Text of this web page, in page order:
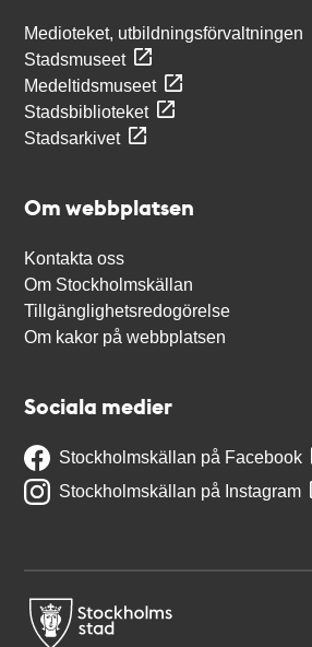
Medioteket, utbildningsförvaltningen
Stadsmuseet
Medeltidsmuseet
Stadsbiblioteket
Stadsarkivet
Om webbplatsen
Kontakta oss
Om Stockholmskällan
Tillgänglighetsredogörelse
Om kakor på webbplatsen
Sociala medier
Stockholmskällan på Facebook
Stockholmskällan på Instagram